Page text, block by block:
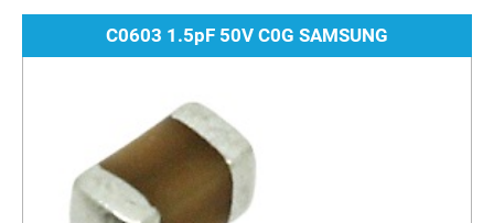
C0603 1.5pF 50V C0G SAMSUNG